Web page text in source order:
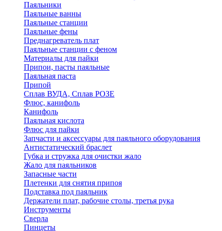
Паяльники
Паяльные ванны
Паяльные станции
Паяльные фены
Преднагреватель плат
Паяльные станции с феном
Материалы для пайки
Припои, пасты паяльные
Паяльная паста
Припой
Сплав ВУДА, Сплав РОЗЕ
Флюс, канифоль
Канифоль
Паяльная кислота
Флюс для пайки
Запчасти и аксессуары для паяльного оборудования
Антистатический браслет
Губка и стружка для очистки жало
Жало для паяльников
Запасные части
Плетенки для снятия припоя
Подставка под паяльник
Держатели плат, рабочие столы, третья рука
Инструменты
Сверла
Пинцеты